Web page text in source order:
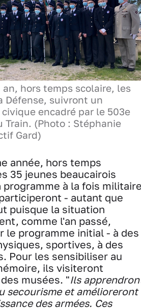
an, hors temps scolaire, les
Défense, suivront un
encadré par le 503e
Train. (Photo : Stéphanie
Gard)
année, hors temps
35 jeunes beaucairois
programme à la fois
- autant que
puisque la situation
comme l'an passé,
le programme initial - à des
sportives, à des
Pour les sensibiliser au
ils visiteront
musées. "Ils
secourisme et amélioreront
des armées. Ces